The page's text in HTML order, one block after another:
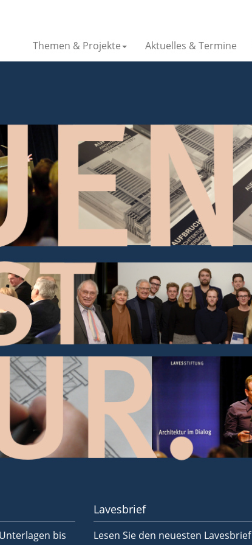
Themen & Projekte Aktuelles & Termine
bis
Lavesbrief
Lesen Sie den neuesten Lavesbrief